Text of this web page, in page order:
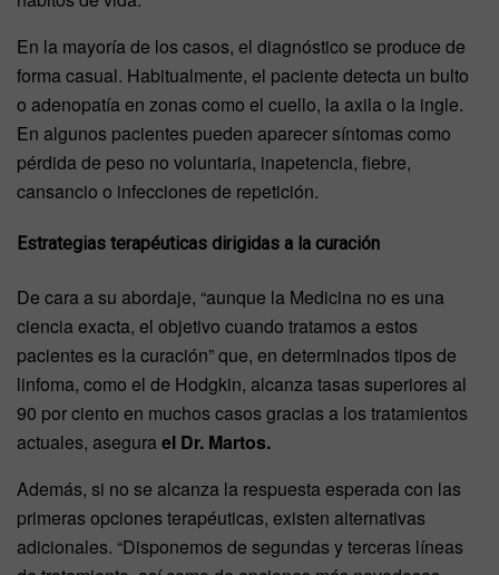
En la mayoría de los casos, el diagnóstico se produce de
forma casual. Habitualmente, el paciente detecta un bulto
o adenopatía en zonas como el cuello, la axila o la ingle.
En algunos pacientes pueden aparecer síntomas como
pérdida de peso no voluntaria, inapetencia, fiebre,
cansancio o infecciones de repetición.
Estrategias terapéuticas dirigidas a la curación
De cara a su abordaje, “aunque la Medicina no es una
ciencia exacta, el objetivo cuando tratamos a estos
pacientes es la curación” que, en determinados tipos de
linfoma, como el de Hodgkin, alcanza tasas superiores al
90 por ciento en muchos casos gracias a los tratamientos
actuales, asegura el Dr. Martos.
Además, si no se alcanza la respuesta esperada con las
primeras opciones terapéuticas, existen alternativas
adicionales. “Disponemos de segundas y terceras líneas